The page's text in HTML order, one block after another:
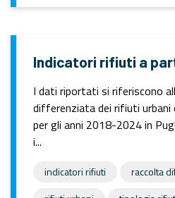
Indicatori rifiuti a
I dati riportati si riferiscono
differenziata dei rifiuti urbani
per gli anni 2018-2024 in
i...
indicatori rifiuti
raccolta